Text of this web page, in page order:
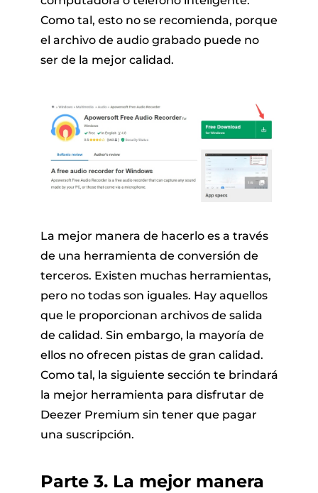
Como tal, esto no se recomienda, porque
el archivo de audio grabado puede no
ser de la mejor calidad.
La mejor manera de hacerlo es a través
de una herramienta de conversión de
terceros. Existen muchas herramientas,
pero no todas son iguales. Hay aquellos
que le proporcionan archivos de salida
de calidad. Sin embargo, la mayoría de
ellos no ofrecen pistas de gran calidad.
Como tal, la siguiente sección te brindará
la mejor herramienta para disfrutar de
Deezer Premium sin tener que pagar
una suscripción.
Parte 3. La mejor manera